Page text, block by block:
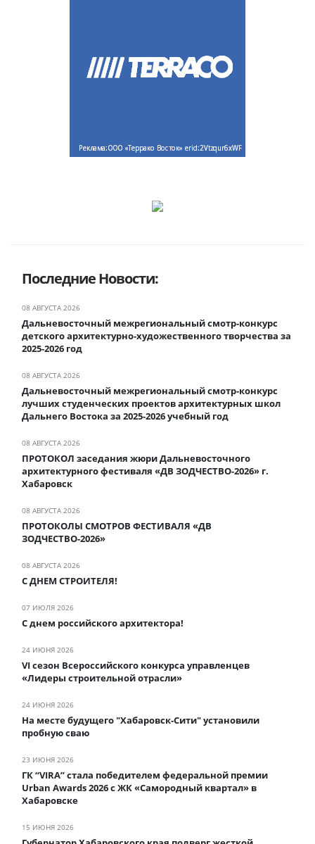
Последние Новости:
08 АВГУСТА 2026
Дальневосточный межрегиональный смотр-конкурс
детского архитектурно-художественного творчества за
2025-2026 год
08 АВГУСТА 2026
Дальневосточный межрегиональный смотр-конкурс
лучших студенческих проектов архитектурных школ
Дальнего Востока за 2025-2026 учебный год
08 АВГУСТА 2026
ПРОТОКОЛ заседания жюри Дальневосточного
архитектурного фестиваля «ДВ ЗОДЧЕСТВО-2026» г.
Хабаровск
08 АВГУСТА 2026
ПРОТОКОЛЫ СМОТРОВ ФЕСТИВАЛЯ «ДВ
ЗОДЧЕСТВО-2026»
08 АВГУСТА 2026
С ДНЕМ СТРОИТЕЛЯ!
07 ИЮЛЯ 2026
С днем российского архитектора!
24 ИЮНЯ 2026
VI сезон Всероссийского конкурса управленцев
«Лидеры строительной отрасли»
24 ИЮНЯ 2026
На месте будущего "Хабаровск-Сити" установили
пробную сваю
23 ИЮНЯ 2026
ГК “VIRA” стала победителем федеральной премии
Urban Awards 2026 с ЖК «Самородный квартал» в
Хабаровске
15 ИЮНЯ 2026